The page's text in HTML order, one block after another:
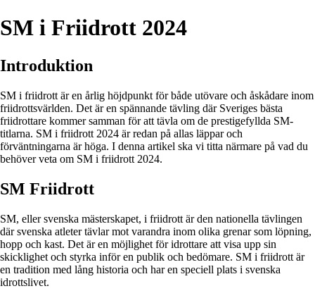
SM i Friidrott 2024
Introduktion
SM i friidrott är en årlig höjdpunkt för både utövare och åskådare inom
friidrottsvärlden. Det är en spännande tävling där Sveriges bästa
friidrottare kommer samman för att tävla om de prestigefyllda SM-
titlarna. SM i friidrott 2024 är redan på allas läppar och
förväntningarna är höga. I denna artikel ska vi titta närmare på vad du
behöver veta om SM i friidrott 2024.
SM Friidrott
SM, eller svenska mästerskapet, i friidrott är den nationella tävlingen
där svenska atleter tävlar mot varandra inom olika grenar som löpning,
hopp och kast. Det är en möjlighet för idrottare att visa upp sin
skicklighet och styrka inför en publik och bedömare. SM i friidrott är
en tradition med lång historia och har en speciell plats i svenska
idrottslivet.